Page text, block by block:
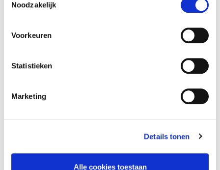
Je kunt op elk moment je cookie-instellingen aanpassen
of je toestemming intrekken. Dit heeft geen gevolg voor
het rechtmatig gebruik van cookies voorafgaand aan
cookieverklaring
Noodzakelijk
Voorkeuren
Statistieken
Marketing
Details tonen
Alle cookies toestaan
Bel onze